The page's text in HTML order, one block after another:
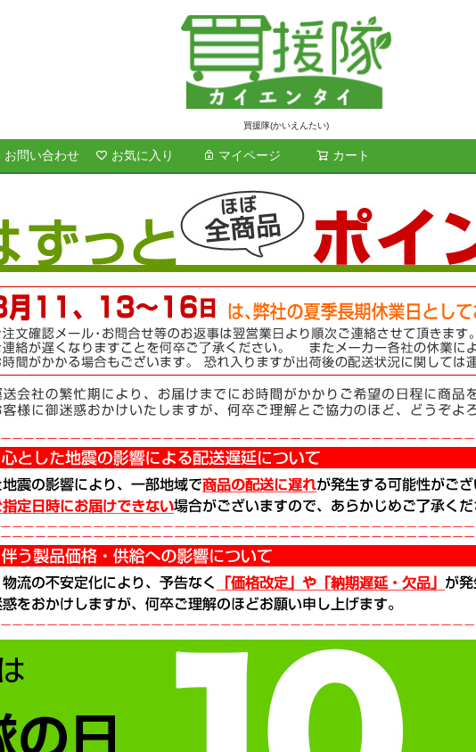
買援隊(かいえんたい)
お問い合わせ お気に入り マイページ カート
検索